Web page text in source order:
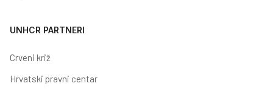
UNHCR PARTNERI
Crveni križ
Hrvatski pravni centar